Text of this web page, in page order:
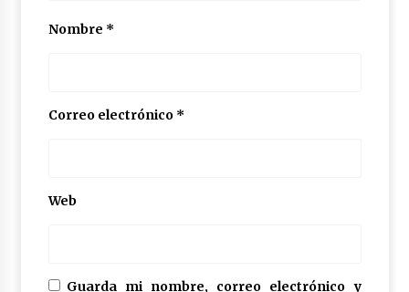
Nombre *
Correo electrónico *
Web
Guarda mi nombre, correo electrónico y